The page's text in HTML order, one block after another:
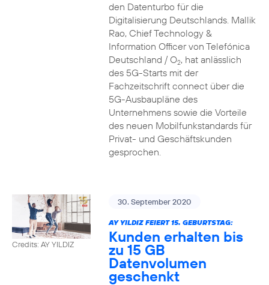
den Datenturbo für die
Digitalisierung Deutschlands. Mallik
Rao, Chief Technology &
Information Officer von Telefónica
Deutschland / O2, hat anlässlich
des 5G-Starts mit der
Fachzeitschrift connect über die
5G-Ausbaupläne des
Unternehmens sowie die Vorteile
des neuen Mobilfunkstandards für
Privat- und Geschäftskunden
gesprochen.
Credits: AY YILDIZ
30. September 2020
AY YILDIZ FEIERT 15. GEBURTSTAG:
Kunden erhalten bis
zu 15 GB
Datenvolumen
geschenkt